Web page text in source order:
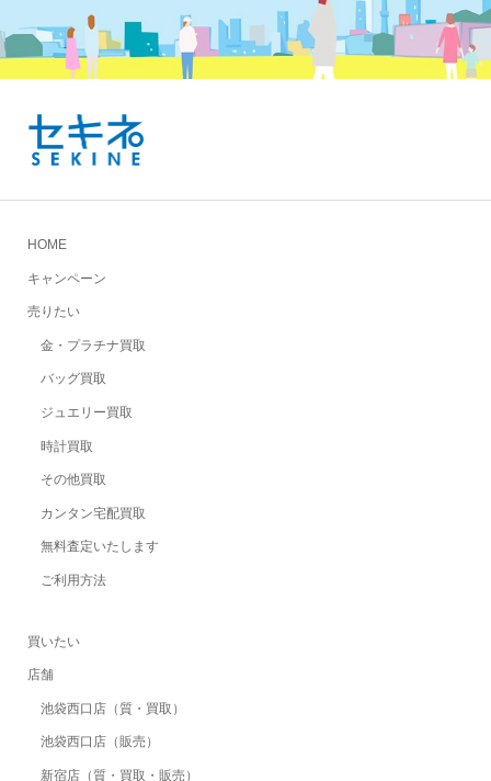
HOME
キャンペーン
売りたい
金・プラチナ買取
バッグ買取
ジュエリー買取
時計買取
その他買取
カンタン宅配買取
無料査定いたします
ご利用方法
買いたい
店舗
池袋西口店（質・買取）
池袋西口店（販売）
新宿店（質・買取・販売）